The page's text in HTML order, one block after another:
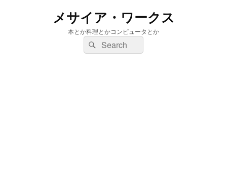
メサイア・ワークス
本とか料理とかコンピュータとか
検
索:
検
索